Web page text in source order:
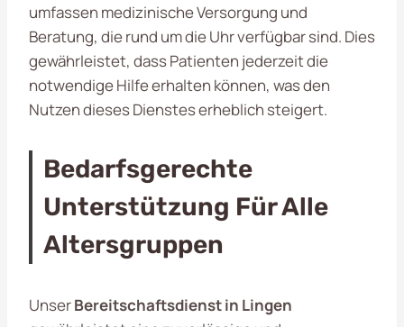
umfassen medizinische Versorgung und
Beratung, die rund um die Uhr verfügbar sind. Dies
gewährleistet, dass Patienten jederzeit die
notwendige Hilfe erhalten können, was den
Nutzen dieses Dienstes erheblich steigert.
Bedarfsgerechte
Unterstützung Für Alle
Altersgruppen
UnserBereitschaftsdienst in Lingen